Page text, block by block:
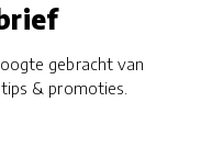
gebracht van
& promoties.